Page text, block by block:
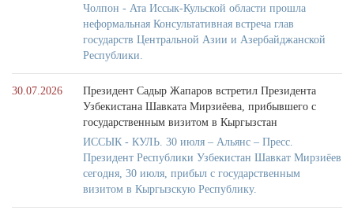
Чолпон - Ата Иссык-Кульской области прошла
неформальная Консультативная встреча глав
государств Центральной Азии и Азербайджанской
Республики.
30.07.2026
Президент Садыр Жапаров встретил Президента
Узбекистана Шавката Мирзиёева, прибывшего с
государственным визитом в Кыргызстан
ИССЫК - КУЛЬ. 30 июля – Альянс – Пресс.
Президент Республики Узбекистан Шавкат Мирзиёев
сегодня, 30 июля, прибыл с государственным
визитом в Кыргызскую Республику.